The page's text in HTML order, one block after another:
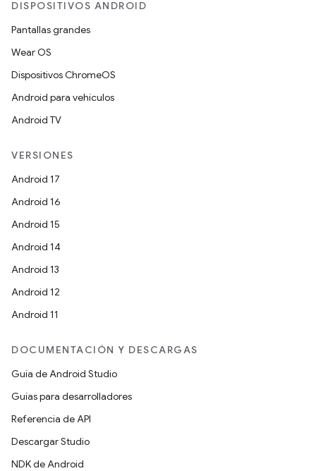
DISPOSITIVOS ANDROID
Pantallas grandes
Wear OS
Dispositivos ChromeOS
Android para vehículos
Android TV
VERSIONES
Android 17
Android 16
Android 15
Android 14
Android 13
Android 12
Android 11
DOCUMENTACIÓN Y DESCARGAS
Guía de Android Studio
Guías para desarrolladores
Referencia de API
Descargar Studio
NDK de Android